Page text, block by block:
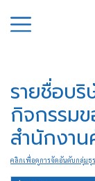
รายชื่อบริ
กิจกรรม
สำนักงา
คลิกเพื่อดูการจัดอันดับกลุ่มธุ